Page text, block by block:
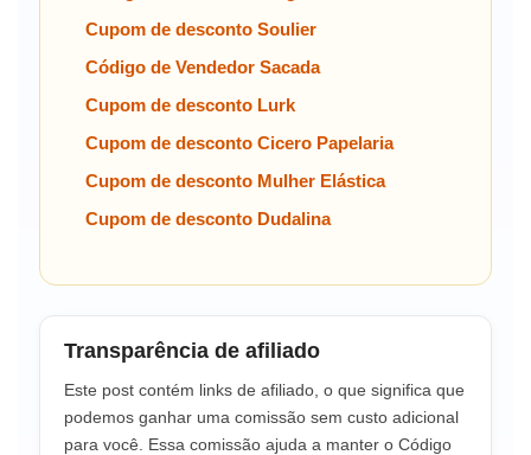
Cupom de desconto Soulier
Código de Vendedor Sacada
Cupom de desconto Lurk
Cupom de desconto Cicero Papelaria
Cupom de desconto Mulher Elástica
Cupom de desconto Dudalina
Transparência de afiliado
Este post contém links de afiliado, o que significa que
podemos ganhar uma comissão sem custo adicional
para você. Essa comissão ajuda a manter o Código